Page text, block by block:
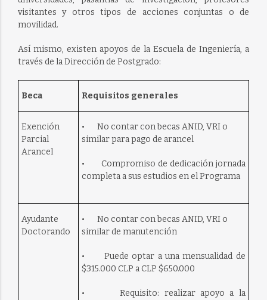
visitantes y otros tipos de acciones conjuntas o de
movilidad.
Así mismo, existen apoyos de la Escuela de Ingeniería, a
través de la Dirección de Postgrado:
Beca Requisitos generales
Exención
Parcial
Arancel
• No contar con becas ANID, VRI o
similar para pago de arancel
• Compromiso de dedicación jornada
completa a sus estudios en el Programa
Ayudante
Doctorando
• No contar con becas ANID, VRI o
similar de manutención
• Puede optar a una mensualidad de
$315.000 CLP a CLP $650.000
• Requisito: realizar apoyo a la